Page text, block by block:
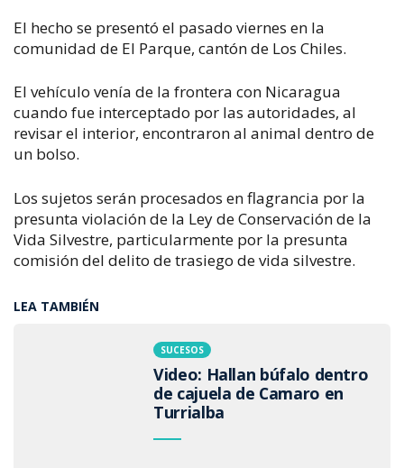
El hecho se presentó el pasado viernes en la
comunidad de El Parque, cantón de Los Chiles.
El vehículo venía de la frontera con Nicaragua
cuando fue interceptado por las autoridades, al
revisar el interior, encontraron al animal dentro de
un bolso.
Los sujetos serán procesados en flagrancia por la
presunta violación de la Ley de Conservación de la
Vida Silvestre, particularmente por la presunta
comisión del delito de trasiego de vida silvestre.
LEA TAMBIÉN
SUCESOS
Video: Hallan búfalo dentro
de cajuela de Camaro en
Turrialba